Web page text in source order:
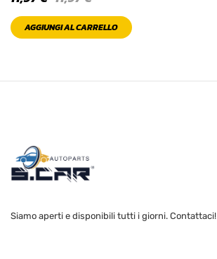
AGGIUNGI AL CARRELLO
Siamo aperti e disponibili tutti i giorni. Contattaci!